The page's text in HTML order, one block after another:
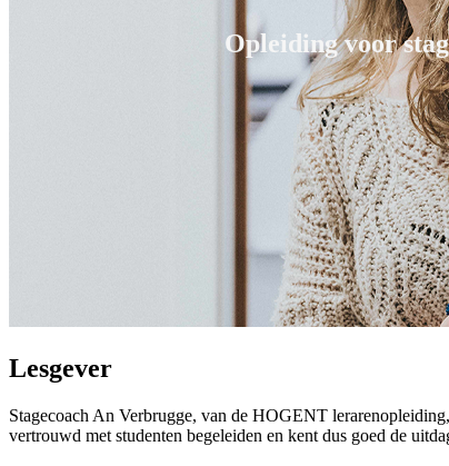
Opleiding voor
Lesgever
Stagecoach An Verbrugge, van de HOGENT
vertrouwd met studenten begeleiden en kent dus goed de